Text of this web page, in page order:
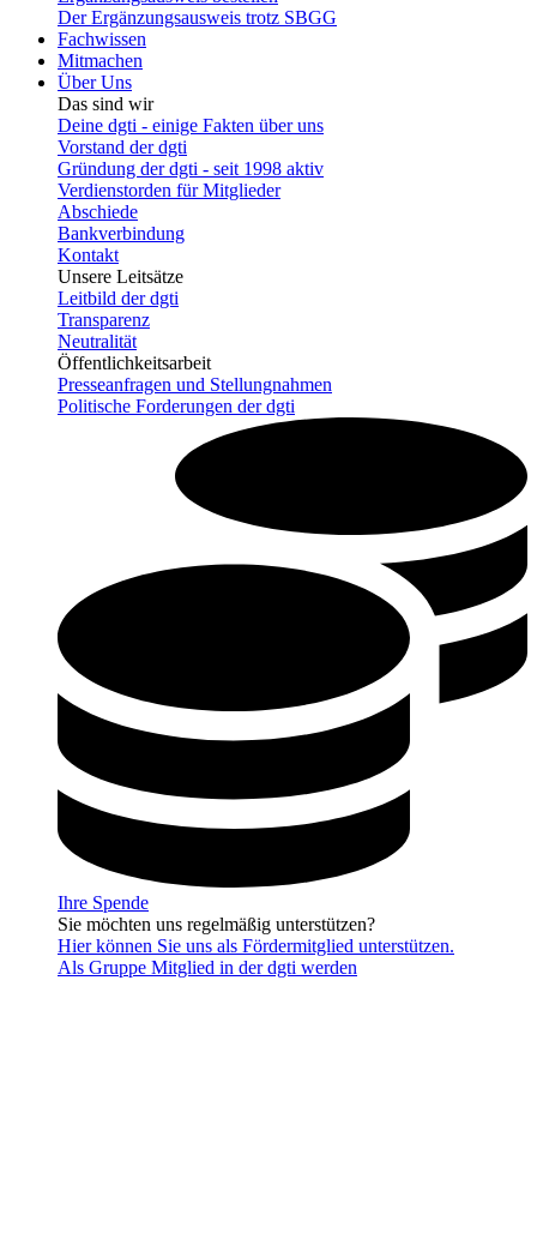
Der Ergänzungsausweis trotz SBGG
Fachwissen
Mitmachen
Über Uns
Das sind wir
Deine dgti - einige Fakten über uns
Vorstand der dgti
Gründung der dgti - seit 1998 aktiv
Verdienstorden für Mitglieder
Abschiede
Bankverbindung
Kontakt
Unsere Leitsätze
Leitbild der dgti
Transparenz
Neutralität
Öffentlichkeitsarbeit
Presseanfragen und Stellungnahmen
Politische Forderungen der dgti
Ihre Spende
Sie möchten uns regelmäßig unterstützen?
Hier können Sie uns als Fördermitglied unterstützen.
Als Gruppe Mitglied in der dgti werden